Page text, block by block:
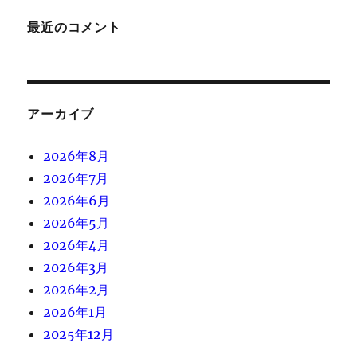
最近のコメント
アーカイブ
2026年8月
2026年7月
2026年6月
2026年5月
2026年4月
2026年3月
2026年2月
2026年1月
2025年12月